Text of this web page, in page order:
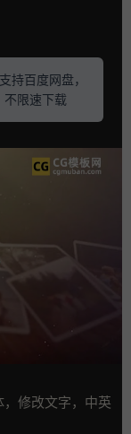
百度网盘，
限速下载
修改文字，中英